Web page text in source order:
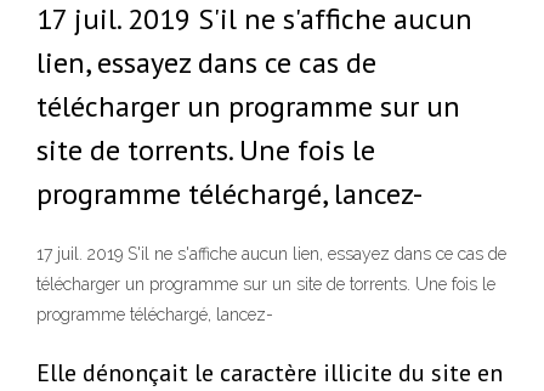
17 juil. 2019 S'il ne s'affiche aucun
lien, essayez dans ce cas de
télécharger un programme sur un
site de torrents. Une fois le
programme téléchargé, lancez-
17 juil. 2019 S'il ne s'affiche aucun lien, essayez dans ce cas de
télécharger un programme sur un site de torrents. Une fois le
programme téléchargé, lancez-
Elle dénonçait le caractère illicite du site en